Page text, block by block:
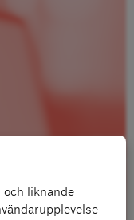
och liknande